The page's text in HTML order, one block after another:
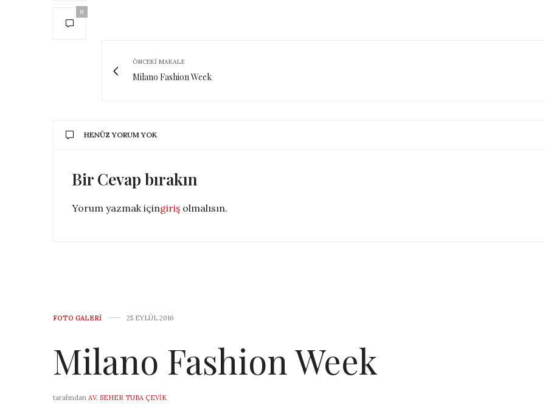
0
ÖNCEKI MAKALE
Milano Fashion Week
HENÜZ YORUM YOK
Bir Cevap bırakın
Yorum yazmak içingiriş olmalısın.
FOTO GALERI 25 EYLÜL 2016
Milano Fashion Week
tarafından AV. SEHER TUBA ÇEVIK